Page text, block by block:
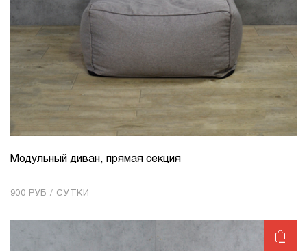
КОЛИЧЕСТВО 1
Модульный диван, прямая секция
900 РУБ / СУТКИ